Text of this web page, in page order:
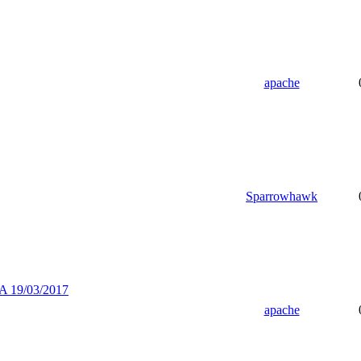
apache
Sparrowhawk
19/03/2017
apache